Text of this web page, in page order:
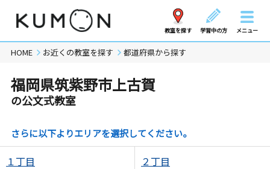
教室を探す 学習中の方 メニュー
HOME お近くの教室を探す 都道府県から探す
福岡県筑紫野市上古賀
の公文式教室
さらに以下よりエリアを選択してください。
１丁目 ２丁目